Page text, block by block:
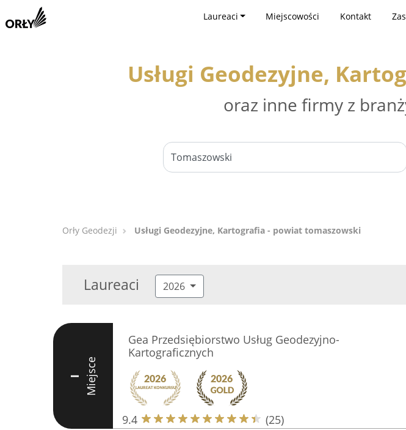
Laureaci Miejscowości Kontakt
Usługi Geodezyjne,
oraz inne firmy z
Orły Geodezji Usługi Geodezyjne, Kartografia - powiat tomaszowski
Laureaci 2026
I Miejsce
Gea Przedsiębiorstwo Usług Geodezyjno-
Kartograficznych
9.4 (25)